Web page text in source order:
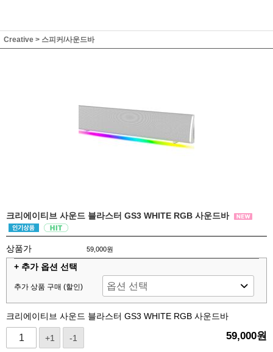
Creative > 스피커/사운드바
크리에이티브 사운드 블라스터 GS3 WHITE RGB 사운드바
상품가 59,000원
+ 추가 옵션 선택
추가 상품 구매 (할인)
크리에이티브 사운드 블라스터 GS3 WHITE RGB 사운드바
+1 -1 59,000원